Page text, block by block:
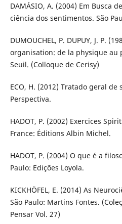
DAMÁSIO, A. (2004) Em Busca
ciência dos sentimentos. São
DUMOUCHEL, P. DUPUY, J. P.
organisation: de la physique au
Seuil. (Colloque de Cerisy)
ECO, H. (2012) Tratado geral de
Perspectiva.
HADOT, P. (2002) Exercices
France: Éditions Albin Michel.
HADOT, P. (2004) O que é a
Paulo: Edições Loyola.
KICKHÖFEL, E. (2014) As
São Paulo: Martins Fontes.
Pensar Vol. 27)